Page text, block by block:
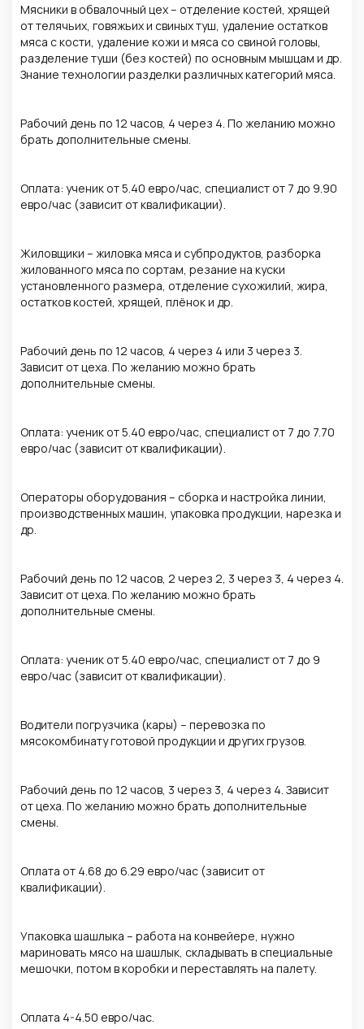
Мясники в обвалочный цех – отделение костей, хрящей
от телячьих, говяжьих и свиных туш, удаление остатков
мяса с кости, удаление кожи и мяса со свиной головы,
разделение туши (без костей) по основным мышцам и др.
Знание технологии разделки различных категорий мяса.
Рабочий день по 12 часов, 4 через 4. По желанию можно
брать дополнительные смены.
Оплата: ученик от 5.40 евро/час, специалист от 7 до 9.90
евро/час (зависит от квалификации).
Жиловщики – жиловка мяса и субпродуктов, разборка
жилованного мяса по сортам, резание на куски
установленного размера, отделение сухожилий, жира,
остатков костей, хрящей, плёнок и др.
Рабочий день по 12 часов, 4 через 4 или 3 через 3.
Зависит от цеха. По желанию можно брать
дополнительные смены.
Оплата: ученик от 5.40 евро/час, специалист от 7 до 7.70
евро/час (зависит от квалификации).
Операторы оборудования – сборка и настройка линии,
производственных машин, упаковка продукции, нарезка и
др.
Рабочий день по 12 часов, 2 через 2, 3 через 3, 4 через 4.
Зависит от цеха. По желанию можно брать
дополнительные смены.
Оплата: ученик от 5.40 евро/час, специалист от 7 до 9
евро/час (зависит от квалификации).
Водители погрузчика (кары) – перевозка по
мясокомбинату готовой продукции и других грузов.
Рабочий день по 12 часов, 3 через 3, 4 через 4. Зависит
от цеха. По желанию можно брать дополнительные
смены.
Оплата от 4.68 до 6.29 евро/час (зависит от
квалификации).
Упаковка шашлыка – работа на конвейере, нужно
мариновать мясо на шашлык, складывать в специальные
мешочки, потом в коробки и переставлять на палету.
Оплата 4-4.50 евро/час.